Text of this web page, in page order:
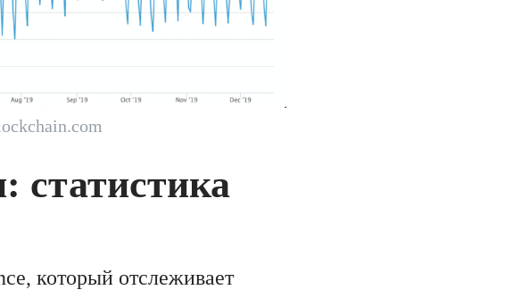
статистика
который отслеживает